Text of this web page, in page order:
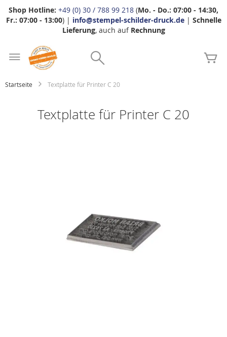
Shop Hotline: +49 (0) 30 / 788 99 218 (Mo. - Do.: 07:00 - 14:30,
Fr.: 07:00 - 13:00) | info@stempel-schilder-druck.de| Schnelle
Lieferung, auch auf Rechnung
Startseite Textplatte für Printer C 20
Textplatte für Printer C 20